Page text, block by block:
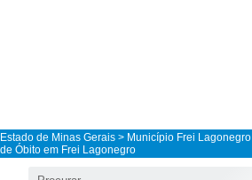
Estado de Minas Gerais > Município Frei Lagonegro
de Óbito em Frei Lagonegro